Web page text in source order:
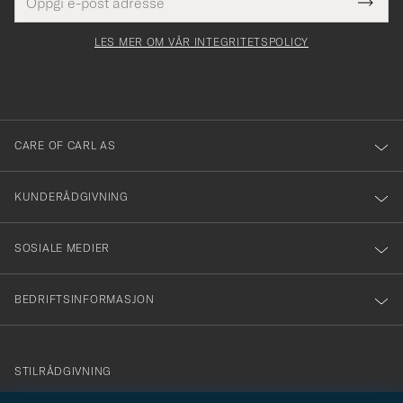
postadresse
felt
för
dig
till
vårt
nyhetsbrev!
LES MER OM VÅR INTEGRITETSPOLICY
CARE OF CARL AS
KUNDERÅDGIVNING
SOSIALE MEDIER
BEDRIFTSINFORMASJON
info@careofcarl.no
STILRÅDGIVNING